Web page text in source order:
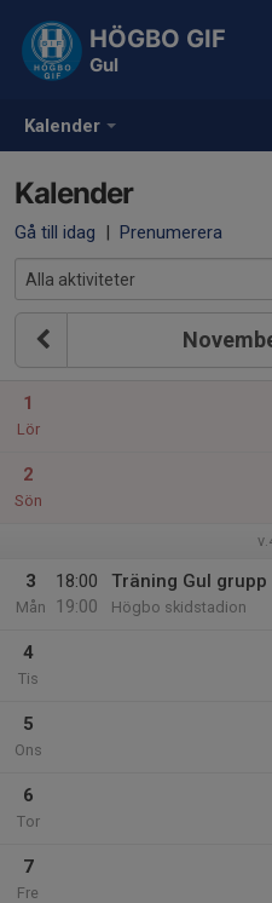
Kalender
HÖGBO GIF
Gul
Kalender
Gå till idag | Prenumerera
1
Lör
2
Sön
3
Mån
18:00
19:00
Träning Gul
Högbo skidstadion
4
Tis
5
Ons
6
Tor
7
Fre